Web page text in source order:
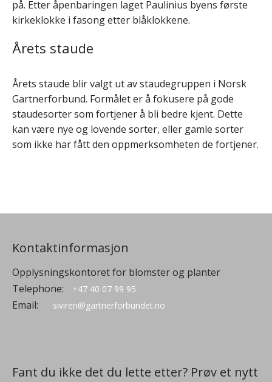
på. Etter åpenbaringen laget Paulinius byens første
kirkeklokke i fasong etter blåklokkene.
Årets staude
Årets staude blir valgt ut av staudegruppen i Norsk
Gartnerforbund. Formålet er å fokusere på gode
staudesorter som fortjener å bli bedre kjent. Dette
kan være nye og lovende sorter, eller gamle sorter
som ikke har fått den oppmerksomheten de fortjener.
Kontaktinformasjon
Opplysningskontoret for blomster og planter
Telephone:
+47 40 07 99 95
Email: siviren@gartnerforbundet.no
Fant du ikke det du lette etter? Prøv et nytt